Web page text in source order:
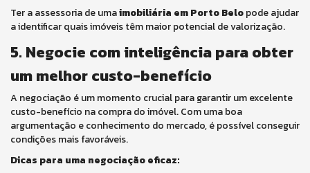
Ter a assessoria de umaimobiliária em Porto Belopode ajudar
a identificar quais imóveis têm maior potencial de valorização.
5. Negocie com inteligência para obter
um melhor custo-benefício
A negociação é um momento crucial para garantir um excelente
custo-benefício na compra do imóvel. Com uma boa
argumentação e conhecimento do mercado, é possível conseguir
condições mais favoráveis.
Dicas para uma negociação eficaz: